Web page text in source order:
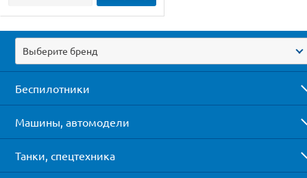
Выберите бренд
Беспилотники
Машины, автомодели
Танки, спецтехника